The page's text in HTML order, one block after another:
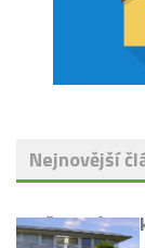
Nejnovější
Vyřazení